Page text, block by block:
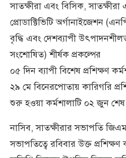
সাতক্ষীরা এবং বিসিক,
প্রোডাক্টিভিটি অর্গানাইজেশন
বৃদ্ধি এবং দেশব্যাপী
সংশোষিত) শীর্ষক প্রকল্পের
০৫ দিন ব্যাপী বিশেষ প্রশিক্ষণ
২৯ মে বিনেরপোতায় কারিগরি
শুরু হওয়া কর্মশালাটি ০২ জুন
নাসিব, সাতক্ষীরার সভাপতি
সভাপতিত্বে রবিবার উক্ত প্রশিক্ষণ